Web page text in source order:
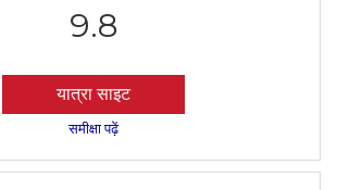
9.8
यात्रा साइट
समीक्षा पढ़ें